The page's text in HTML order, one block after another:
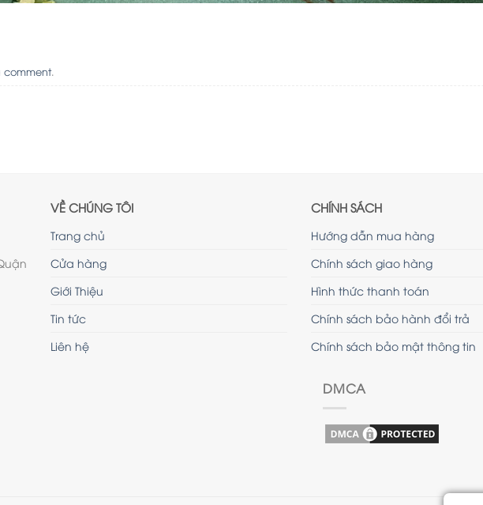
comment.
VỀ CHÚNG TÔI
Trang chủ
Cửa hàng
Giới Thiệu
Tin tức
Liên hệ
CHÍNH SÁCH
Hướng dẫn mua hàng
Chính sách giao hàng
Hình thức thanh toán
Chính sách bảo hành đổi trả
Chính sách bảo mật thông tin
DMCA